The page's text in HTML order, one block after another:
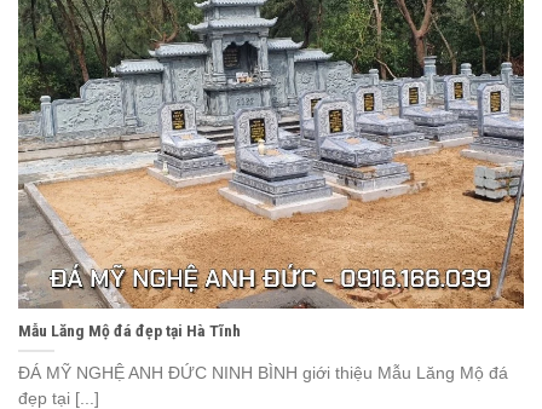
Mẫu Lăng Mộ đá đẹp tại Hà Tĩnh
ĐÁ MỸ NGHỆ ANH ĐỨC NINH BÌNH giới thiệu Mẫu Lăng Mộ đá
đẹp tại [...]